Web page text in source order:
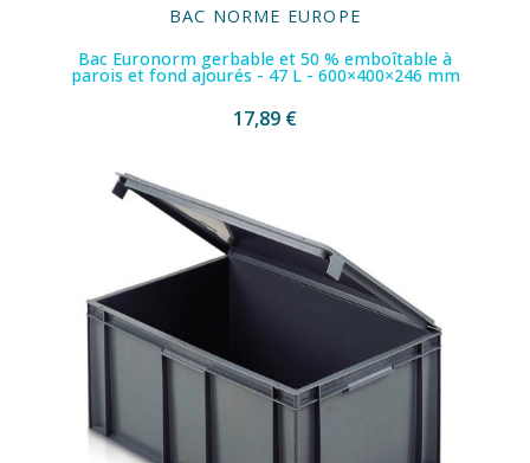
BAC NORME EUROPE
Bac Euronorm gerbable et 50 % emboîtable à
parois et fond ajourés - 47 L - 600×400×246 mm
17,89 €